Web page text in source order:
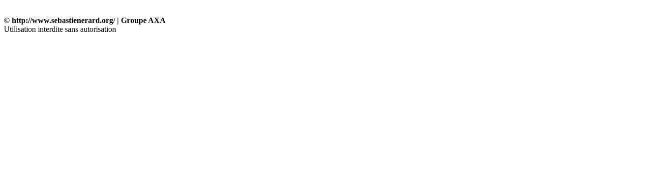
© http://www.sebastienerard.org/ | Groupe AXA
Utilisation interdite sans autorisation